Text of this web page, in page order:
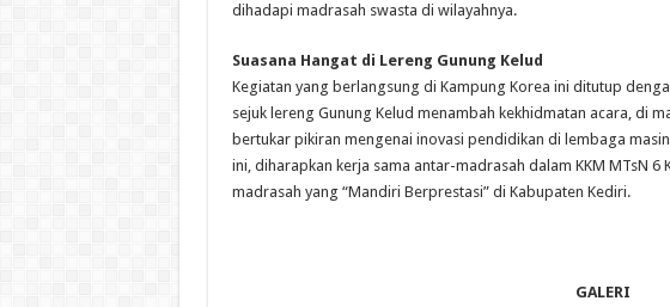
dihadapi madrasah swasta di wilayahnya.
Suasana Hangat di Lereng Gunung Kelud
​Kegiatan yang berlangsung di Kampung Korea ini ditutup
sejuk lereng Gunung Kelud menambah kekhidmatan acara, di
bertukar pikiran mengenai inovasi pendidikan di lembaga
ini, diharapkan kerja sama antar-madrasah dalam KKM MTsN
madrasah yang “Mandiri Berprestasi” di Kabupaten Kediri.
GALERI